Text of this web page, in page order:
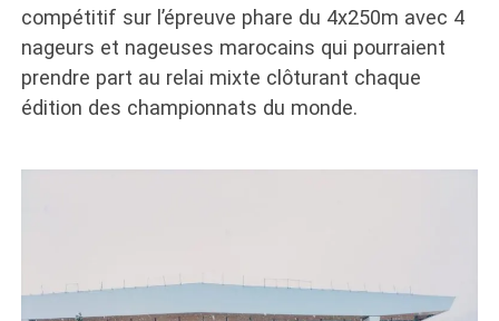
compétitif sur l’épreuve phare du 4x250m avec 4
nageurs et nageuses marocains qui pourraient
prendre part au relai mixte clôturant chaque
édition des championnats du monde.